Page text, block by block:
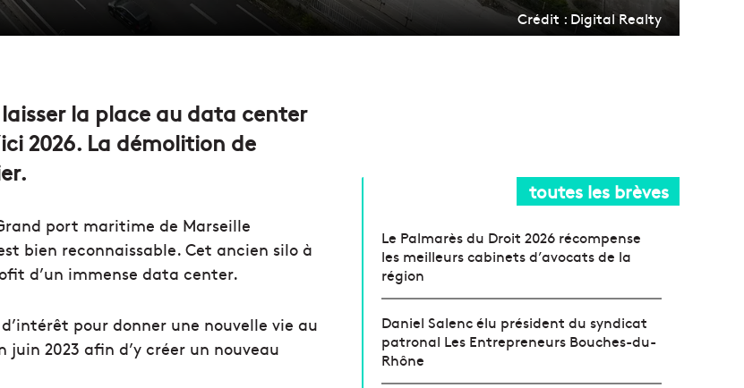
Crédit : Digital Realty
la place au data center
2026. La démolition de
port maritime de Marseille
bien reconnaissable. Cet ancien silo à
d’un immense data center.
pour donner une nouvelle vie au
2023 afin d’y créer un nouveau
toutes les brèves
Le Palmarès du Droit 2026 récompense
les meilleurs cabinets d’avocats de la
région
Daniel Salenc élu président du syndicat
patronal Les Entrepreneurs Bouches-du-
Rhône